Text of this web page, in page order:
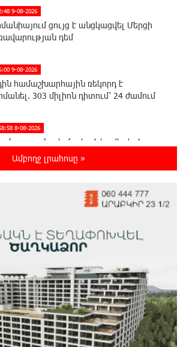
9-08-2026
ցույց է անցկացվել Մերցի
դեմ
9-08-2026
համաշխարհային ռեկորդ է
303 միլիոն դիտում՝ 24 ժամում
8-08-2026
ուսանողի մշակած հավելվածը
App Store-ում շրջանցել է
360 անօդաչու թռչող սարք
10-ին, 11-ին, 12-ին, 13-ին, 14-ին,
18-ին և 20-ին հարյուրավոր
լինելու
8-08-2026
դեպք՝ Երևանում․ Կիևյան
Ամբողջ լրահոսը »